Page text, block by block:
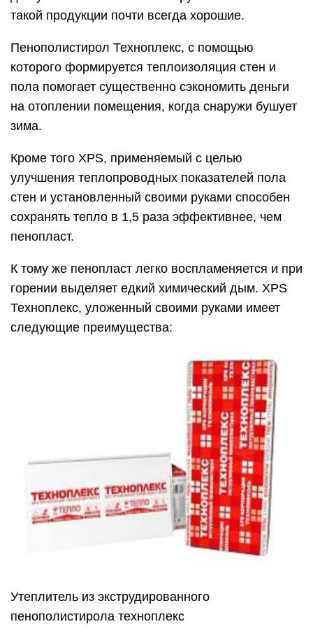
такой продукции почти всегда хорошие.
Пенополистирол Техноплекс, с помощью
которого формируется теплоизоляция стен и
пола помогает существенно сэкономить деньги
на отоплении помещения, когда снаружи бушует
зима.
Кроме того XPS, применяемый с целью
улучшения теплопроводных показателей пола
стен и установленный своими руками способен
сохранять тепло в 1,5 раза эффективнее, чем
пенопласт.
К тому же пенопласт легко воспламеняется и при
горении выделяет едкий химический дым. XPS
Техноплекс, уложенный своими руками имеет
следующие преимущества:
Утеплитель из экструдированного
пенополистирола техноплекс